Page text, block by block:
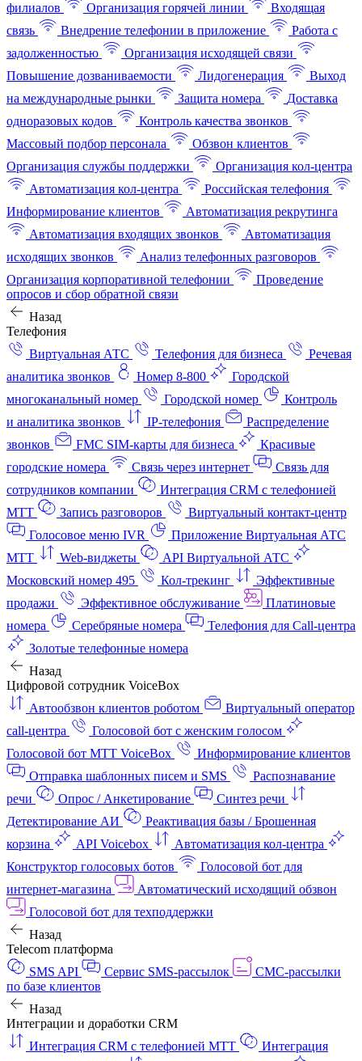
филиалов
Организация горячей линии
Входящая
связь
Внедрение телефонии в приложение
Работа с
задолженностью
Организация исходящей связи
Повышение дозваниваемости
Лидогенерация
Выход
на международные рынки
Защита номера
Доставка
одноразовых кодов
Контроль качества звонков
Массовый подбор персонала
Обзвон клиентов
Организация службы поддержки
Организация кол-центра
Автоматизация кол-центра
Российская телефония
Информирование клиентов
Автоматизация рекрутинга
Автоматизация входящих звонков
Автоматизация
исходящих звонков
Анализ телефонных разговоров
Организация корпоративной телефонии
Проведение
опросов и сбор обратной связи
Назад
Телефония
Виртуальная АТС
Телефония для бизнеса
Речевая
аналитика звонков
Номер 8-800
Городской
многоканальный номер
Городской номер
Контроль
и аналитика звонков
IP-телефония
Распределение
звонков
FMC SIM-карты для бизнеса
Красивые
городские номера
Связь через интернет
Связь для
сотрудников компании
Интеграция CRM с телефонией
МТТ
Запись разговоров
Виртуальный контакт‑центр
Голосовое меню IVR
Приложение Виртуальная АТС
МТТ
Web-виджеты
API Виртуальной АТС
Московский номер 495
Кол-трекинг
Эффективные
продажи
Эффективное обслуживание
Платиновые
номера
Серебряные номера
Телефония для Call-центра
Золотые телефонные номера
Назад
Цифровой сотрудник VoiceBox
Автообзвон клиентов роботом
Виртуальный оператор
call-центра
Голосовой бот с женским голосом
Голосовой бот МТТ VoiceBox
Информирование клиентов
Отправка шаблонных писем и SMS
Распознавание
речи
Опрос / Анкетирование
Синтез речи
Детектирование АИ
Реактивация базы / Брошенная
корзина
API Voicebox
Автоматизация кол‑центра
Конструктор голосовых ботов
Голосовой бот для
интернет‑магазина
Автоматический исходящий обзвон
Голосовой бот для техподдержки
Назад
Telecom платформа
SMS API
Сервис SMS-рассылок
СМС-рассылки
по базе клиентов
Назад
Интеграции и доработки CRM
Интеграция CRM с телефонией МТТ
Интеграция